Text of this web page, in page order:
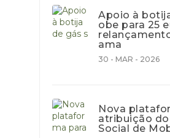
Apoio à
obe para 25
ama
30 - MAR - 2026
Nova
atribuição
Social de